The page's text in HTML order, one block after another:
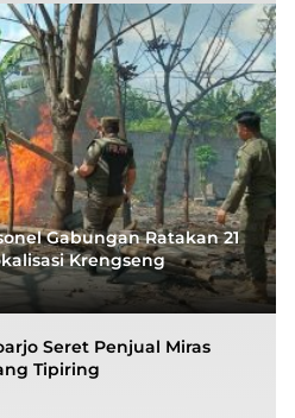
Gabungan Ratakan 21
Krengseng
Seret Penjual Miras
Tipiring